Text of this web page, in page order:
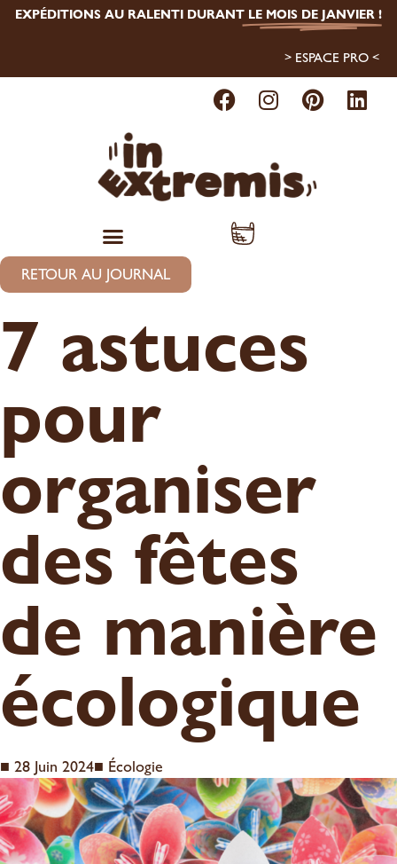
EXPÉDITIONS AU RALENTI DURANT LE MOIS DE JANVIER !
> ESPACE PRO <
RETOUR AU JOURNAL
7 astuces
pour
organiser
des fêtes
de manière
écologique
■ 28 Juin 2024■ Écologie